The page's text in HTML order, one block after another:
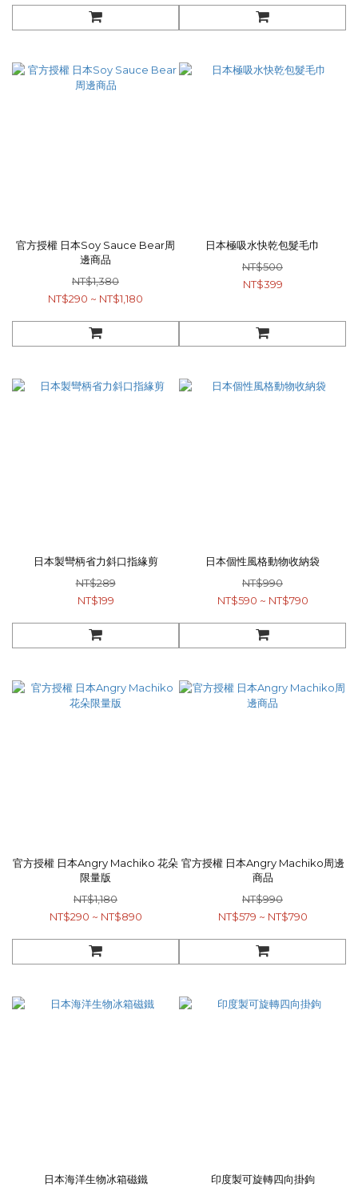
官方授權 日本Soy Sauce Bear周
邊商品
NT$1,380
NT$290 ~ NT$1,180
日本極吸水快乾包髮毛巾
NT$500
NT$399
日本製彎柄省力斜口指緣剪
NT$289
NT$199
日本個性風格動物收納袋
NT$990
NT$590 ~ NT$790
官方授權 日本Angry Machiko 花朵
限量版
NT$1,180
NT$290 ~ NT$890
官方授權 日本Angry Machiko周邊
商品
NT$990
NT$579 ~ NT$790
日本海洋生物冰箱磁鐵
印度製可旋轉四向掛鉤